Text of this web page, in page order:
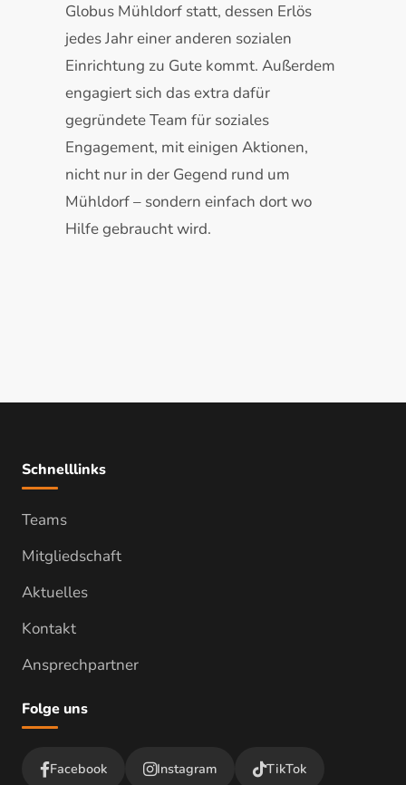
Globus Mühldorf statt, dessen Erlös
jedes Jahr einer anderen sozialen
Einrichtung zu Gute kommt. Außerdem
engagiert sich das extra dafür
gegründete Team für soziales
Engagement, mit einigen Aktionen,
nicht nur in der Gegend rund um
Mühldorf – sondern einfach dort wo
Hilfe gebraucht wird.
Schnelllinks
Teams
Mitgliedschaft
Aktuelles
Kontakt
Ansprechpartner
Folge uns
Facebook Instagram TikTok